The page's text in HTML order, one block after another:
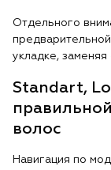
Отдельного
укладке,
Standart,
волос
Навигация по